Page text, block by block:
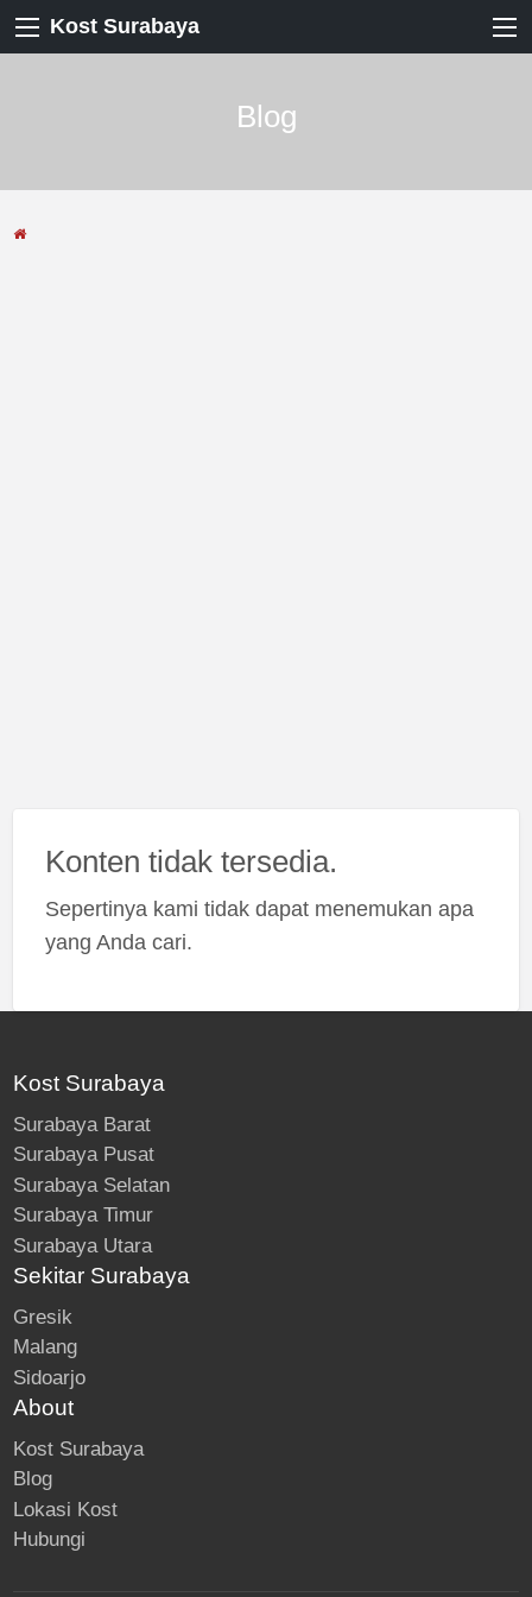
Kost Surabaya
Blog
Konten tidak tersedia.
Sepertinya kami tidak dapat menemukan apa
yang Anda cari.
Kost Surabaya
Surabaya Barat
Surabaya Pusat
Surabaya Selatan
Surabaya Timur
Surabaya Utara
Sekitar Surabaya
Gresik
Malang
Sidoarjo
About
Kost Surabaya
Blog
Lokasi Kost
Hubungi